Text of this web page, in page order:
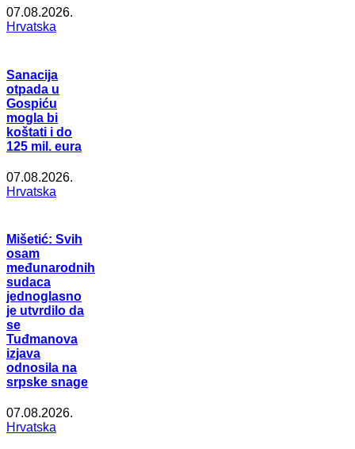
07.08.2026.
Hrvatska
Sanacija
otpada u
Gospiću
mogla bi
koštati i do
125 mil. eura
07.08.2026.
Hrvatska
Mišetić: Svih
osam
međunarodnih
sudaca
jednoglasno
je utvrdilo da
se
Tuđmanova
izjava
odnosila na
srpske snage
07.08.2026.
Hrvatska